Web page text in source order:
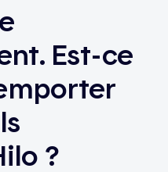
Est-ce
?